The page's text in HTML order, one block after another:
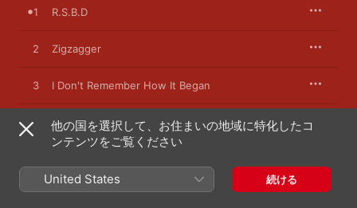
1 R.S.B.D
2 Zigzagger
3 I Don't Remember How It Began
4 No Sign
6 Thirteen
他の国を選択して、お住まいの地域に特化したコ
ンテンツをご覧ください
United States 続ける